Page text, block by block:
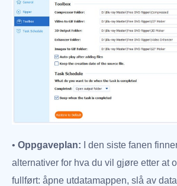
• Oppgaveplan: I den siste fanen
alternativer for hva du vil gjøre etter at
fullført: åpne utdatamappen, slå av